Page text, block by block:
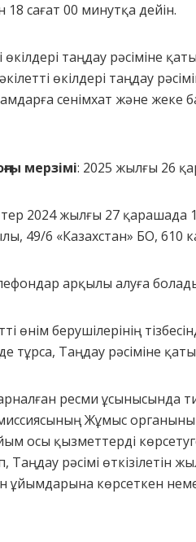
сағат 00 минутқа дейін.
таңдау рәсіміне
өкілдері таңдау
сенімхат және
мерзімі: 2025 жылғы 26
2024 жылғы 27
49/6 «Казахстан» БО, 610
арқылы алуға
өнім берушілерінің
тұрса, Таңдау рәсіміне
ресми ұсынысында
Жұмыс
осы қызметтерді
Таңдау рәсімі өткізілетін
ұйымдарына көрсеткен